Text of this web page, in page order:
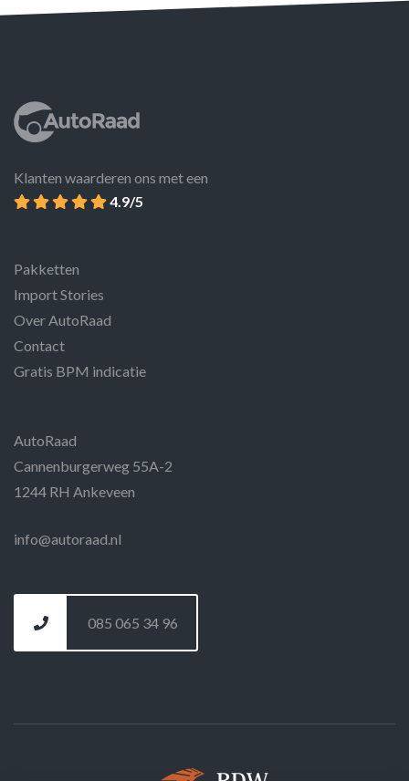
Klanten waarderen ons met een
4.9/5
Pakketten
Import Stories
Over AutoRaad
Contact
Gratis BPM indicatie
AutoRaad
Cannenburgerweg 55A-2
1244 RH Ankeveen
info@autoraad.nl
085 065 34 96